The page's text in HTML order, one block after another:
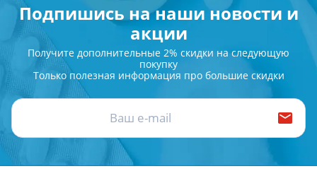
Подпишись на наши новости и
акции
Получите дополнительные 2% скидки на следующую
покупку
Только полезная информация про большие скидки